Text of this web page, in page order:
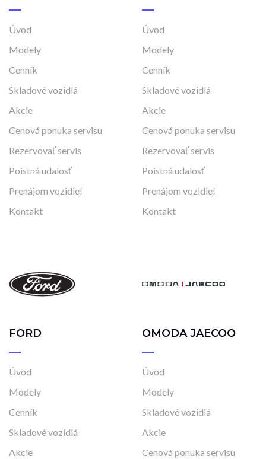
Úvod
Modely
Cenník
Skladové vozidlá
Akcie
Cenová ponuka servisu
Rezervovať servis
Poistná udalosť
Prenájom vozidiel
Kontakt
Úvod
Modely
Cenník
Skladové vozidlá
Akcie
Cenová ponuka servisu
Rezervovať servis
Poistná udalosť
Prenájom vozidiel
Kontakt
FORD
Úvod
Modely
Cenník
Skladové vozidlá
Akcie
OMODA JAECOO
Úvod
Modely
Skladové vozidlá
Akcie
Cenová ponuka servisu